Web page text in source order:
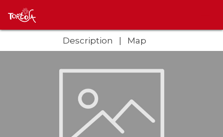
Description Map